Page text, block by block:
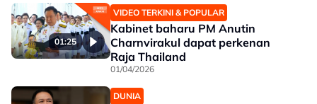
01:25
VIDEO TERKINI & POPULAR
Kabinet baharu PM Anutin
Charnvirakul dapat perkenan
Raja Thailand
01/04/2026
DUNIA